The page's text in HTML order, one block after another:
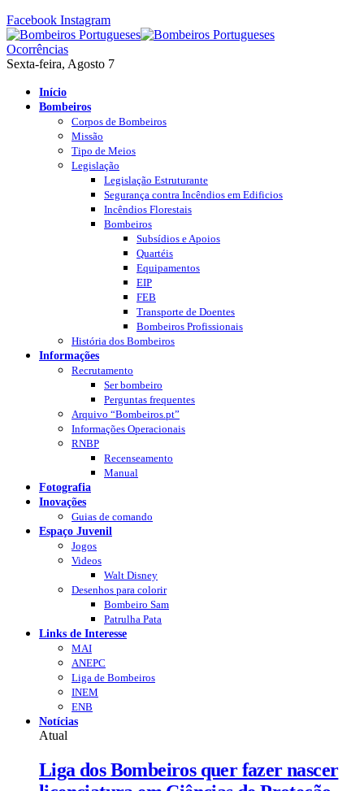
Facebook Instagram
Ocorrências
Sexta-feira, Agosto 7
Início
Bombeiros
Corpos de Bombeiros
Missão
Tipo de Meios
Legislação
Legislação Estruturante
Segurança contra Incêndios em Edificios
Incêndios Florestais
Bombeiros
Subsídios e Apoios
Quartéis
Equipamentos
EIP
FEB
Transporte de Doentes
Bombeiros Profissionais
História dos Bombeiros
Informações
Recrutamento
Ser bombeiro
Perguntas frequentes
Arquivo “Bombeiros.pt”
Informações Operacionais
RNBP
Recenseamento
Manual
Fotografia
Inovações
Guias de comando
Espaço Juvenil
Jogos
Videos
Walt Disney
Desenhos para colorir
Bombeiro Sam
Patrulha Pata
Links de Interesse
MAI
ANEPC
Liga de Bombeiros
INEM
ENB
Notícias
Atual
Liga dos Bombeiros quer fazer nascer